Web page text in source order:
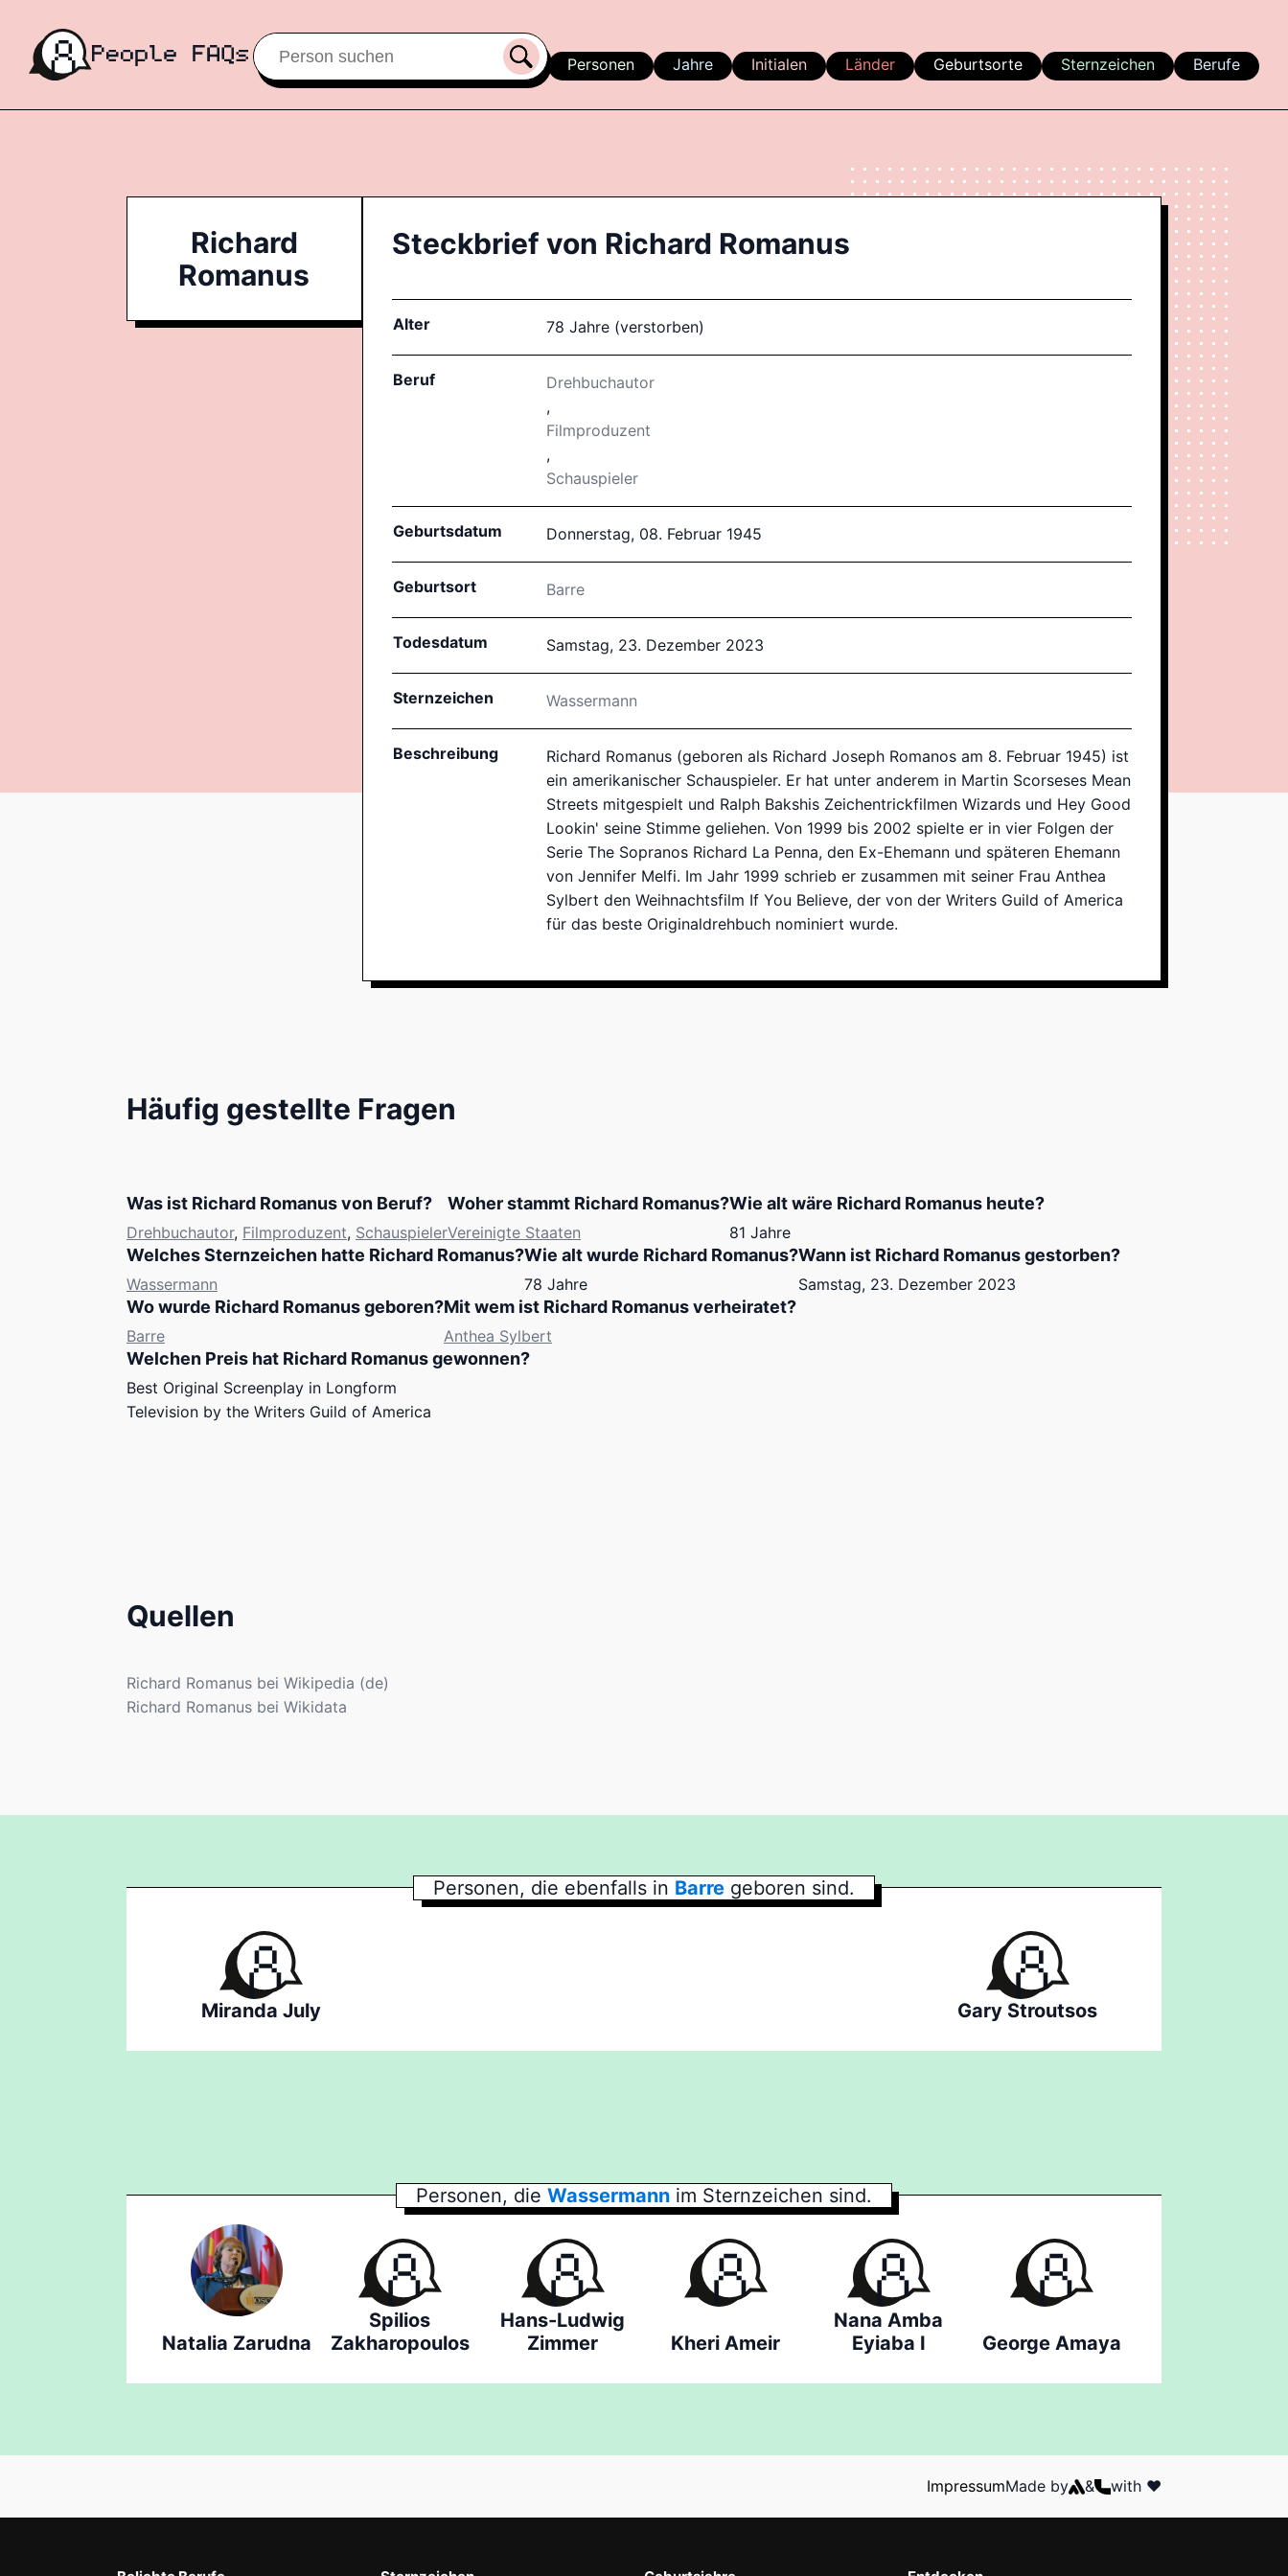
Personen Jahre Initialen Länder Geburtsorte Sternzeichen Berufe
Richard
Romanus
Steckbrief von Richard Romanus
Alter 78 Jahre (verstorben)
Beruf
Drehbuchautor
,
Filmproduzent
,
Schauspieler
Geburtsdatum Donnerstag, 08. Februar 1945
Geburtsort Barre
Todesdatum Samstag, 23. Dezember 2023
Sternzeichen Wassermann
Beschreibung
Richard Romanus (geboren als Richard Joseph Romanos am 8. Februar 1945) ist
ein amerikanischer Schauspieler. Er hat unter anderem in Martin Scorseses Mean
Streets mitgespielt und Ralph Bakshis Zeichentrickfilmen Wizards und Hey Good
Lookin' seine Stimme geliehen. Von 1999 bis 2002 spielte er in vier Folgen der
Serie The Sopranos Richard La Penna, den Ex-Ehemann und späteren Ehemann
von Jennifer Melfi. Im Jahr 1999 schrieb er zusammen mit seiner Frau Anthea
Sylbert den Weihnachtsfilm If You Believe, der von der Writers Guild of America
für das beste Originaldrehbuch nominiert wurde.
Häufig gestellte Fragen
Was ist Richard Romanus von Beruf?
Drehbuchautor, Filmproduzent, Schauspieler
Woher stammt Richard Romanus?
Vereinigte Staaten
Wie alt wäre Richard Romanus heute?
81 Jahre
Welches Sternzeichen hatte Richard Romanus?
Wassermann
Wie alt wurde Richard Romanus?
78 Jahre
Wann ist Richard Romanus gestorben?
Samstag, 23. Dezember 2023
Wo wurde Richard Romanus geboren?
Barre
Mit wem ist Richard Romanus verheiratet?
Anthea Sylbert
Welchen Preis hat Richard Romanus gewonnen?
Best Original Screenplay in Longform
Television by the Writers Guild of America
Quellen
Richard Romanus bei Wikipedia (de)
Richard Romanus bei Wikidata
Personen, die ebenfalls in Barre geboren sind.
Miranda July Gary Stroutsos
Personen, die Wassermann im Sternzeichen sind.
Natalia Zarudna
Spilios
Zakharopoulos
Hans-Ludwig
Zimmer
Kheri Ameir
Nana Amba
Eyiaba I
George Amaya
ImpressumMade by & with ❤️